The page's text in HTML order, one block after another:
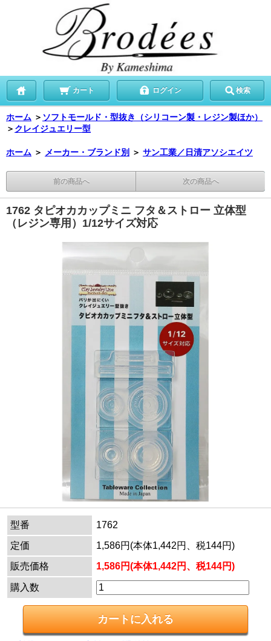
カート ログイン 検索
ホーム ＞ ソフトモールド・型抜き（シリコーン製・レジン製ほか）
＞ クレイジュエリー型
ホーム ＞ メーカー・ブランド別 ＞ サン工業／日清アソシエイツ
前の商品へ 次の商品へ
1762 タピオカカップミニ フタ＆ストロー 立体型
（レジン専用）1/12サイズ対応
型番
1762
定価
1,586円(本体1,442円、税144円)
販売価格
1,586円(本体1,442円、税144円)
購入数